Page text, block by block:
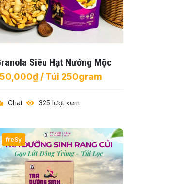
Siêu Hạt Nướng Mộc
/ Túi 250gram
Chat 325 lượt xem
freSy